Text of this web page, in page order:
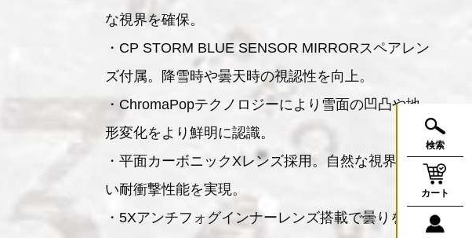
な視界を確保。
・CP STORM BLUE SENSOR MIRRORスペアレン
ズ付属。降雪時や曇天時の視認性を向上。
・ChromaPopテクノロジーにより雪面の凹凸や地
形変化をより鮮明に認識。
・平面カーボニックXレンズ採用。自然な視界と高
い耐衝撃性能を実現。
・5Xアンチフォグインナーレンズ搭載で曇りを抑
検索
カート